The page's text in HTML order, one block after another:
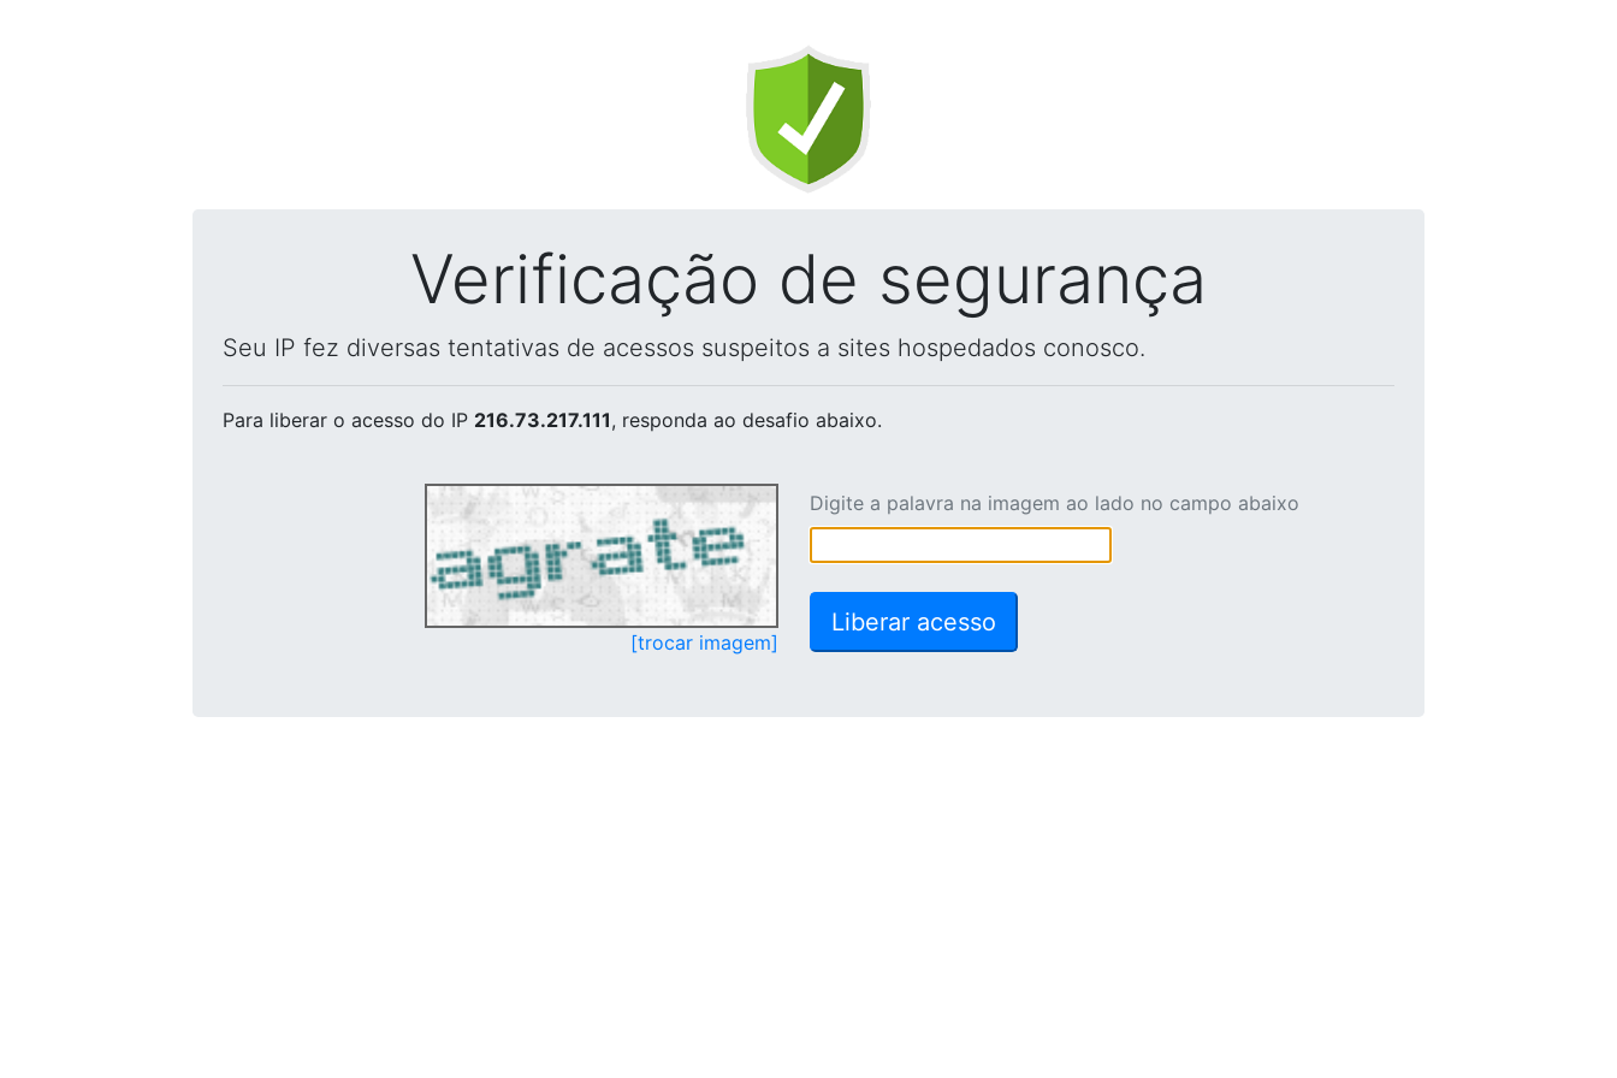
Verificação de segurança
Seu IP fez diversas tentativas de acessos suspeitos a sites hospedados conosco.
Para liberar o acesso do IP 216.73.217.111, responda ao desafio abaixo.
[trocar imagem]
Digite a palavra na imagem ao lado no campo abaixo